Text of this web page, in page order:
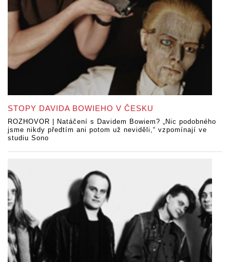
STOPY DAVIDA BOWIEHO V ČESKU
ROZHOVOR | Natáčení s Davidem Bowiem? „Nic podobného
jsme nikdy předtím ani potom už neviděli,“ vzpomínají ve
studiu Sono